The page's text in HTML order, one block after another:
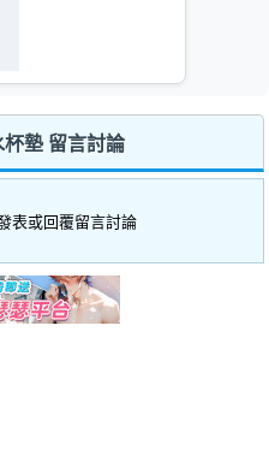
杯墊 留言討論
表或回覆留言討論